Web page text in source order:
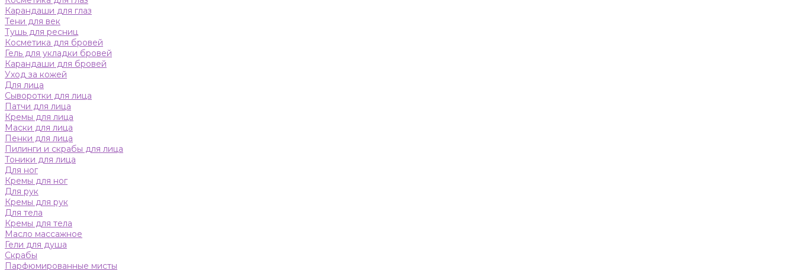
Карандаши для глаз
Тени для век
Тушь для ресниц
Косметика для бровей
Гель для укладки бровей
Карандаши для бровей
Уход за кожей
Для лица
Сыворотки для лица
Патчи для лица
Кремы для лица
Маски для лица
Пенки для лица
Пилинги и скрабы для лица
Тоники для лица
Для ног
Кремы для ног
Для рук
Кремы для рук
Для тела
Кремы для тела
Масло массажное
Гели для душа
Скрабы
Парфюмированные мисты